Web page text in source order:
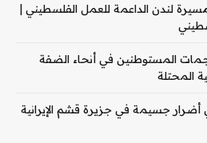
لندن الداعمة للعمل الفلسطيني |
المستوطنين في أنحاء الضفة
المحتلة
أضرار جسيمة في جزيرة قشم الإيرانية